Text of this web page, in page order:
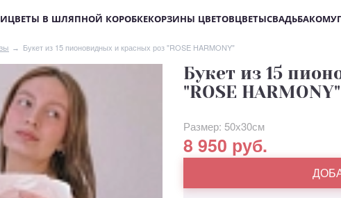
ЦВЕТЫ В ШЛЯПНОЙ КОРОБКЕКОРЗИНЫ ЦВЕТОВЦВЕТЫСВАДЬБАКОМУ
Букет из 15 пионовидных и красных роз "ROSE HARMONY"
Букет из 15
"ROSE HARMONY"
Размер: 50х30см
8 950 руб.